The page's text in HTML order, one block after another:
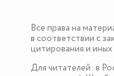
Все права на
в соответствии с
цитирования и
Для читателей: в